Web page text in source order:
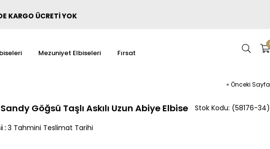
KARGO ÜCRETİ YOK
Mezuniyet Elbiseleri Fırsat
« Önceki Sayfa
Göğsü Taşlı Askılı Uzun Abiye Elbise (58176-34)
: 3 Tahmini Teslimat Tarihi